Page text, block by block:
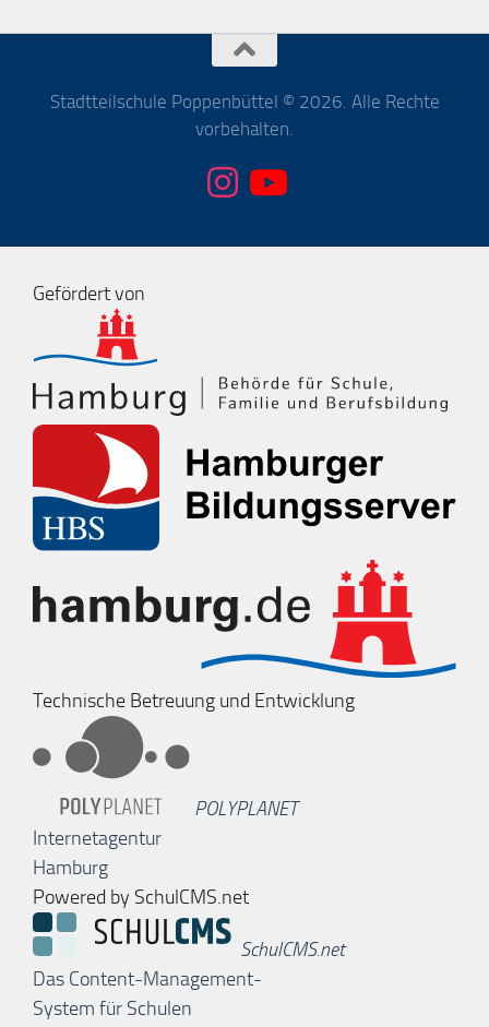
Stadtteilschule Poppenbüttel © 2026. Alle Rechte
vorbehalten.
Gefördert von
Technische Betreuung und Entwicklung
POLYPLANET
Internetagentur
Hamburg
Powered by SchulCMS.net
SchulCMS.net
Das Content-Management-
System für Schulen